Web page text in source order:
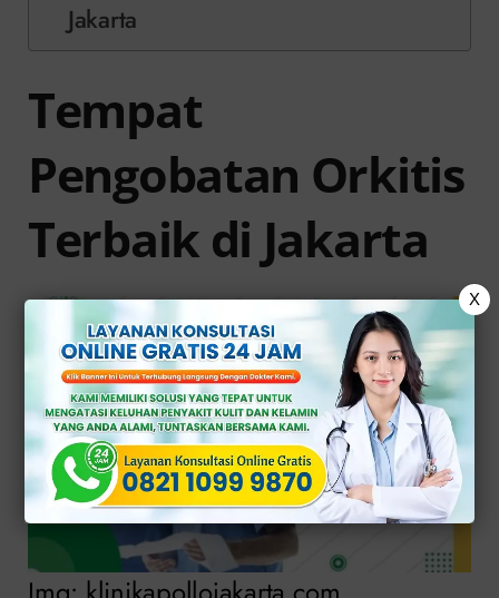
Jakarta
Tempat
Pengobatan Orkitis
Terbaik di Jakarta
X